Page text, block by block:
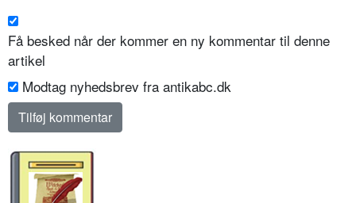
Få besked når der kommer en ny kommentar til denne
artikel
Modtag nyhedsbrev fra antikabc.dk